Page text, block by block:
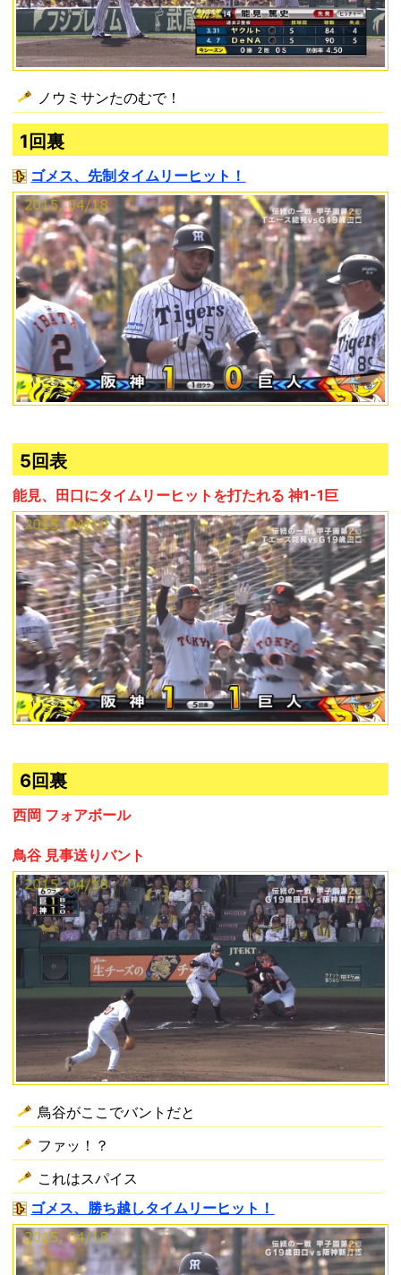
ノウミサンたのむで！
1回裏
ゴメス、先制タイムリーヒット！
5回表
能見、田口にタイムリーヒットを打たれる 神1-1巨
6回裏
西岡 フォアボール
鳥谷 見事送りバント
鳥谷がここでバントだと
ファッ！？
これはスパイス
ゴメス、勝ち越しタイムリーヒット！